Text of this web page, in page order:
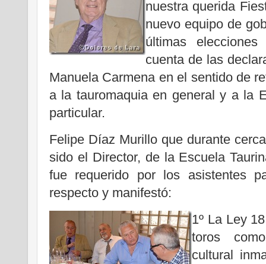
nuestra querida
nuevo equipo de
últimas
cuenta de las
Manuela Carmena en el sentido de
a la tauromaquia en general y a la
particular.
Felipe Díaz Murillo que durante
sido el Director, de la Escuela
fue requerido por los asistentes
respecto y manifestó:
1º La Ley
toros
cultural